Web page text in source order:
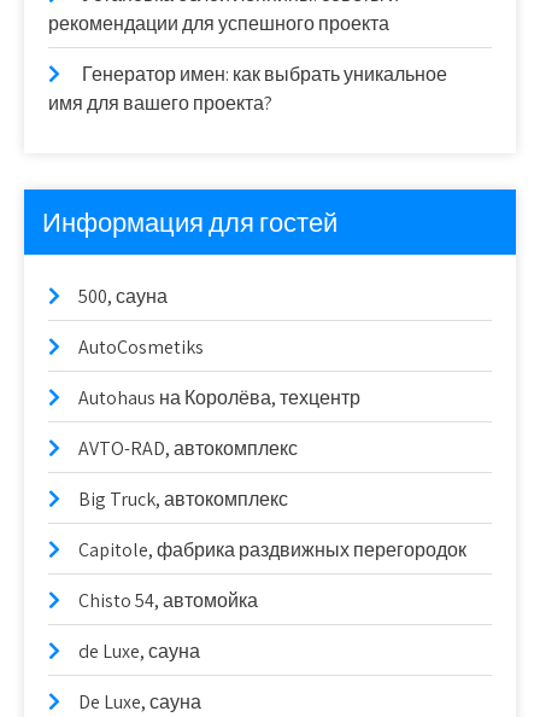
рекомендации для успешного проекта
Генератор имен: как выбрать уникальное
имя для вашего проекта?
Информация для гостей
500, сауна
AutoCosmetiks
Autohaus на Королёва, техцентр
AVTO-RAD, автокомплекс
Big Truck, автокомплекс
Capitole, фабрика раздвижных перегородок
Chisto 54, автомойка
de Luxe, сауна
De Luxe, сауна